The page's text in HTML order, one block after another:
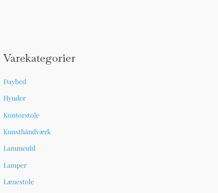
Varekategorier
Daybed
Hynder
Kontorstole
Kunsthåndværk
Lammeuld
Lamper
Lænestole